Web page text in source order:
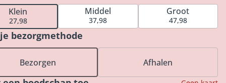
(HALVE-)
gelegenheid. Dit Pastelboeket komt het beste tot
recht in onze Perfect vintage vaas, de perfecte match
boeket. Maak je cadeau helemaal af met onze
bonbons of heerlijke chocolade.
Klein
27,98
Middel
37,98
Groot
47,98
bezorgmethode
Bezorgen Afhalen